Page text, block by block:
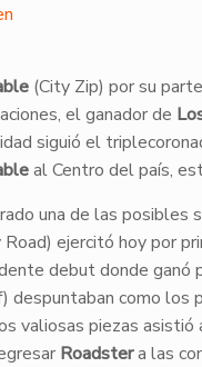
(City Zip) por su
el ganador de
siguió el
al Centro del país,
una de las
Road) ejercitó hoy por
debut donde
despuntaban como los
valiosas piezas asistió
Roadstera las